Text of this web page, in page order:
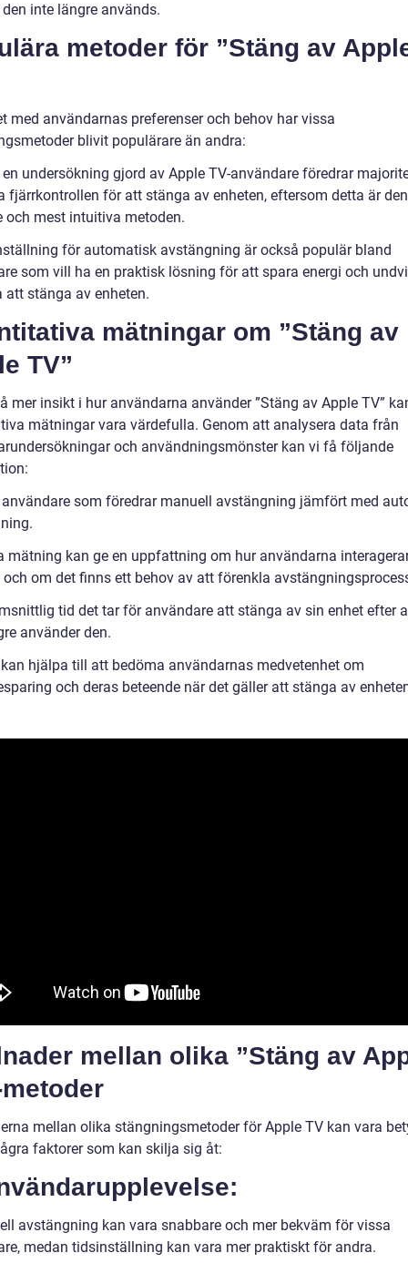
inte längre används.
metoder för ”Stäng av
med användarnas preferenser och behov har vissa
blivit populärare än andra:
undersökning gjord av Apple TV-användare föredrar
fjärrkontrollen för att stänga av enheten, eftersom detta är den
och mest intuitiva metoden.
för automatisk avstängning är också populär bland
som vill ha en praktisk lösning för att spara energi och
att stänga av enheten.
mätningar om ”Stäng av
TV”
mer insikt i hur användarna använder ”Stäng av Apple TV”
mätningar vara värdefulla. Genom att analysera data från
och användningsmönster kan vi få följande
som föredrar manuell avstängning jämfört med
mätning kan ge en uppfattning om hur användarna
och om det finns ett behov av att förenkla
tid det tar för användare att stänga av sin enhet efter
använder den.
hjälpa till att bedöma användarnas medvetenhet om
och deras beteende när det gäller att stänga av
mellan olika ”Stäng av
metoder
mellan olika stängningsmetoder för Apple TV kan vara
faktorer som kan skilja sig åt:
avstängning kan vara snabbare och mer bekväm för vissa
medan tidsinställning kan vara mer praktiskt för andra.